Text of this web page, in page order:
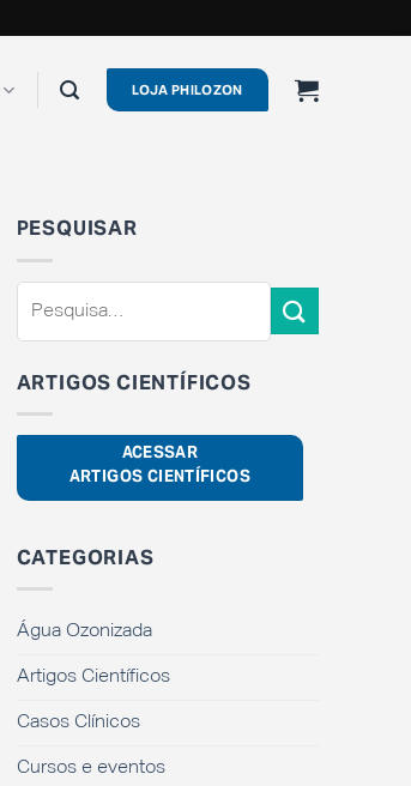
LOJA PHILOZON
PESQUISAR
ARTIGOS CIENTÍFICOS
ACESSAR
ARTIGOS CIENTÍFICOS
CATEGORIAS
Água Ozonizada
Artigos Científicos
Casos Clínicos
Cursos e eventos